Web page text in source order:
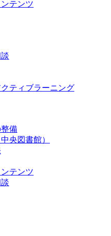
テンツ
ティブラーニング
備
央図書館）
テンツ